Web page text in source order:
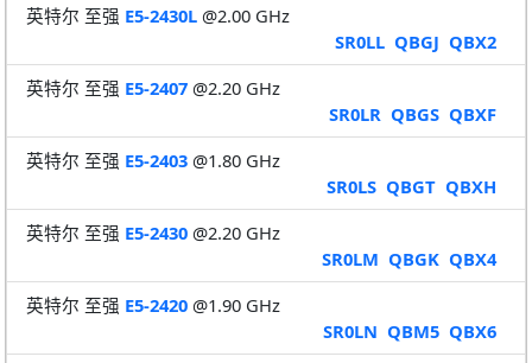
英特尔 至强 E5-2430L @2.00 GHz
SR0LL QBGJ QBX2
英特尔 至强 E5-2407 @2.20 GHz
SR0LR QBGS QBXF
英特尔 至强 E5-2403 @1.80 GHz
SR0LS QBGT QBXH
英特尔 至强 E5-2430 @2.20 GHz
SR0LM QBGK QBX4
英特尔 至强 E5-2420 @1.90 GHz
SR0LN QBM5 QBX6